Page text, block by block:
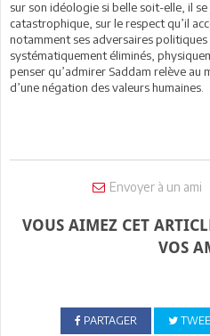
sur son idéologie si belle soit-elle, il
catastrophique, sur le respect qu’il
notamment ses adversaires politiques
systématiquement éliminés,
penser qu’admirer Saddam relève au
d’une négation des valeurs humaines.
Envoyer à un ami
VOUS AIMEZ CET
VOS
PARTAGER